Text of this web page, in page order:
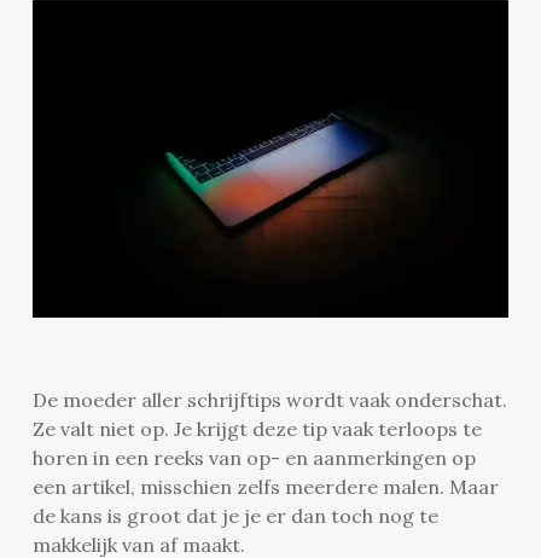
De moeder aller schrijftips wordt vaak onderschat.
Ze valt niet op. Je krijgt deze tip vaak terloops te
horen in een reeks van op- en aanmerkingen op
een artikel, misschien zelfs meerdere malen. Maar
de kans is groot dat je je er dan toch nog te
makkelijk van af maakt.